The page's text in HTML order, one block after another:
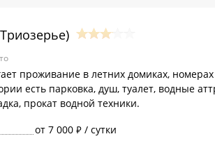
проживание в летних домиках,
есть парковка, душ, туалет, водные
прокат водной техники.
от 7 000 ₽ / сутки